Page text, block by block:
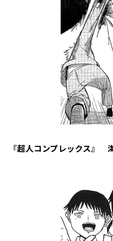
『超人コンプレックス』